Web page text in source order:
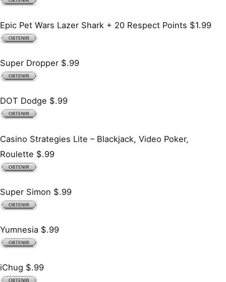
Epic Pet Wars Lazer Shark + 20 Respect Points $1.99
Super Dropper $.99
DOT Dodge $.99
Casino Strategies Lite – Blackjack, Video Poker,
Roulette $.99
Super Simon $.99
Yumnesia $.99
iChug $.99